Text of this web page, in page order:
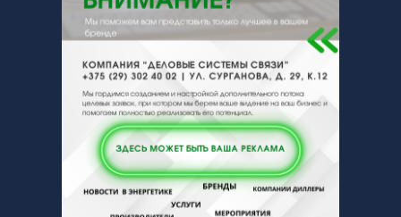
Повышенная эффективность охлаждения
двигателя
Идеальная высокотемпературная защита
алюминия
Увеличение срока эксплуатации водяного
насоса
Эффективная защита гильз цилиндров
двигателя от кавитации
Высокая стабильность эксплуатационных